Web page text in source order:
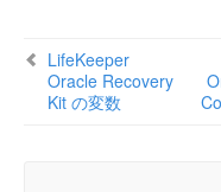
Oracle
リカバリキッ
LifeKeeper
Oracle Recovery
Kit の変数